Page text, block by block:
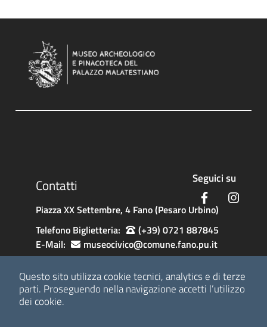
Questo sito utilizza cookie tecnici, analytics e di terze
parti. Proseguendo nella navigazione accetti l’utilizzo
dei cookie.
Sezione Link Footer 1
Contatti
Piazza XX Settembre, 4 Fano (Pesaro Urbino)
Telefono Biglietteria:
(+39) 0721 887845
E-Mail:
museocivico@comune.fano.pu.it
Seguici su
Facebook
Sezione Link Utili